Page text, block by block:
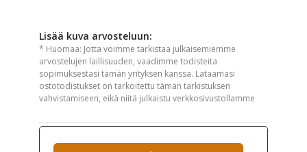
Lisää kuva arvosteluun:
* Huomaa: Jotta voimme tarkistaa julkaisemiemme
arvostelujen laillisuuden, vaadimme todisteita
sopimuksestasi tämän yrityksen kanssa. Lataamasi
ostotodistukset on tarkoitettu tämän tarkistuksen
vahvistamiseen, eikä niitä julkaistu verkkosivustollamme